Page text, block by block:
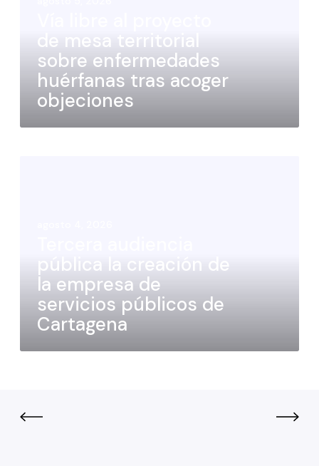
de mesa territorial
sobre enfermedades
huérfanas tras acoger
objeciones
pública la creación de
la empresa de
servicios públicos de
Cartagena